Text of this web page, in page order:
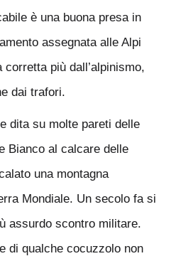
è una buona presa in
assegnata alle Alpi
più dall’alpinismo,
dai trafori.
dita su molte pareti delle
Bianco al calcare delle
una montagna
Mondiale. Un secolo fa si
assurdo scontro militare.
di qualche cocuzzolo non